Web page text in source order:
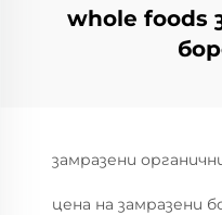
whole foods
замразени
цена на замразени